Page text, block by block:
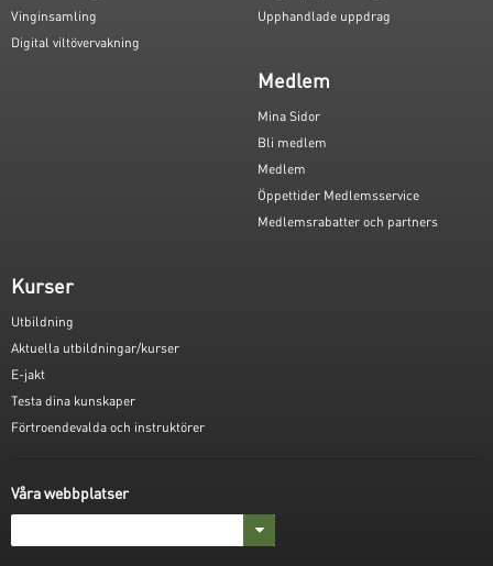
Vinginsamling
Digital viltövervakning
Upphandlade uppdrag
Medlem
Mina Sidor
Bli medlem
Medlem
Öppettider Medlemsservice
Medlemsrabatter och partners
Kurser
Utbildning
Aktuella utbildningar/kurser
E-jakt
Testa dina kunskaper
Förtroendevalda och instruktörer
Våra webbplatser